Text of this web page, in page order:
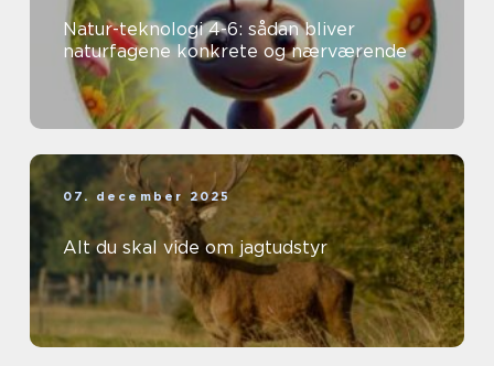
Natur-teknologi 4-6: sådan bliver
naturfagene konkrete og nærværende
07. december 2025
Alt du skal vide om jagtudstyr